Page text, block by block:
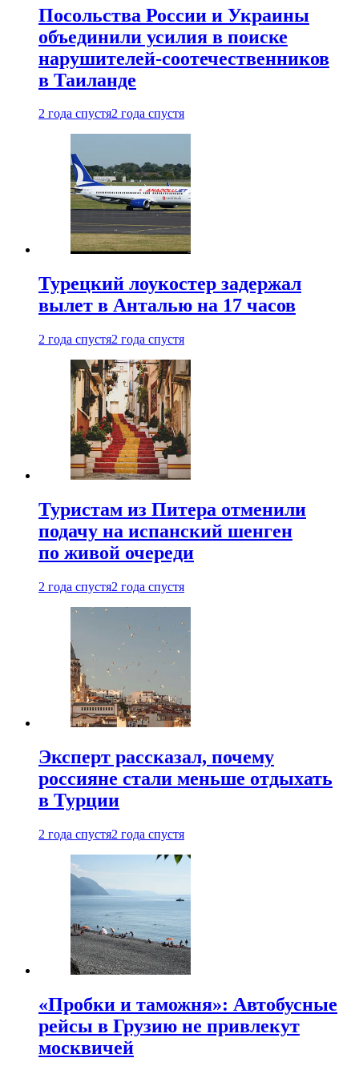
Посольства России и Украины
объединили усилия в поиске
нарушителей-соотечественников
в Таиланде
2 года спустя2 года спустя
Турецкий лоукостер задержал
вылет в Анталью на 17 часов
2 года спустя2 года спустя
Туристам из Питера отменили
подачу на испанский шенген
по живой очереди
2 года спустя2 года спустя
Эксперт рассказал, почему
россияне стали меньше отдыхать
в Турции
2 года спустя2 года спустя
«Пробки и таможня»: Автобусные
рейсы в Грузию не привлекут
москвичей